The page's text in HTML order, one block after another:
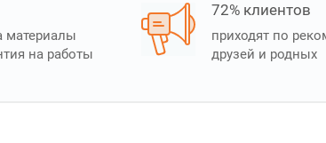
материалы
на работы
72% клиентов
приходят по
друзей и родных